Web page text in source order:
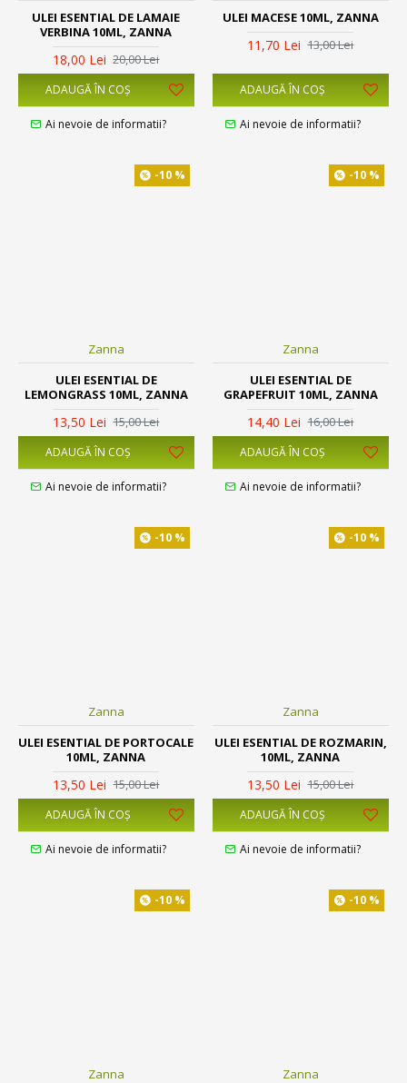
ULEI ESENTIAL DE LAMAIE
VERBINA 10ML, ZANNA
18,00 Lei 20,00 Lei
ADAUGĂ ÎN COŞ
Ai nevoie de informatii?
ULEI MACESE 10ML, ZANNA
11,70 Lei 13,00 Lei
ADAUGĂ ÎN COŞ
Ai nevoie de informatii?
-10 %
Zanna
ULEI ESENTIAL DE
LEMONGRASS 10ML, ZANNA
13,50 Lei 15,00 Lei
ADAUGĂ ÎN COŞ
Ai nevoie de informatii?
-10 %
Zanna
ULEI ESENTIAL DE
GRAPEFRUIT 10ML, ZANNA
14,40 Lei 16,00 Lei
ADAUGĂ ÎN COŞ
Ai nevoie de informatii?
-10 %
Zanna
ULEI ESENTIAL DE PORTOCALE
10ML, ZANNA
13,50 Lei 15,00 Lei
ADAUGĂ ÎN COŞ
Ai nevoie de informatii?
-10 %
Zanna
ULEI ESENTIAL DE ROZMARIN,
10ML, ZANNA
13,50 Lei 15,00 Lei
ADAUGĂ ÎN COŞ
Ai nevoie de informatii?
-10 %
Zanna
-10 %
Zanna